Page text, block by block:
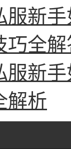
服新
巧全解
服新
解析